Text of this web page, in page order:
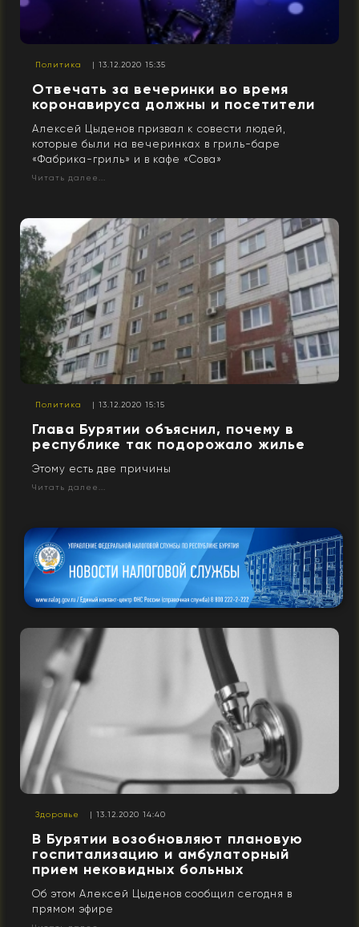
Политика | 13.12.2020 15:35
Отвечать за вечеринки во время
коронавируса должны и посетители
Алексей Цыденов призвал к совести людей,
которые были на вечеринках в гриль-баре
«Фабрика-гриль» и в кафе «Сова»
Читать далее...
Политика | 13.12.2020 15:15
Глава Бурятии объяснил, почему в
республике так подорожало жилье
Этому есть две причины
Читать далее...
Здоровье | 13.12.2020 14:40
В Бурятии возобновляют плановую
госпитализацию и амбулаторный
прием нековидных больных
Об этом Алексей Цыденов сообщил сегодня в
прямом эфире